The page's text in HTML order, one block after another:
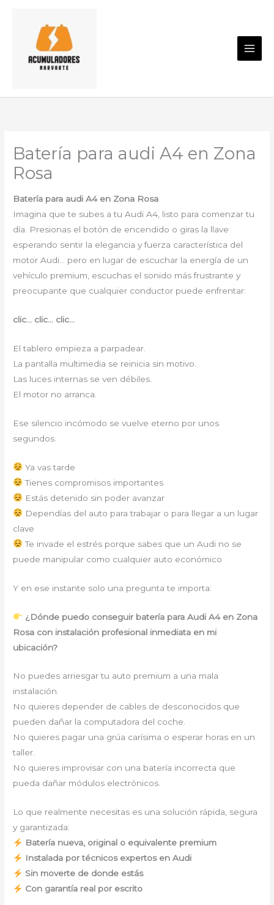
contenido
Batería para audi A4 en Zona
Rosa
Batería para audi A4 en Zona Rosa
Imagina que te subes a tu Audi A4, listo para comenzar tu
día. Presionas el botón de encendido o giras la llave
esperando sentir la elegancia y fuerza característica del
motor Audi… pero en lugar de escuchar la energía de un
vehículo premium, escuchas el sonido más frustrante y
preocupante que cualquier conductor puede enfrentar:
clic… clic… clic…
El tablero empieza a parpadear.
La pantalla multimedia se reinicia sin motivo.
Las luces internas se ven débiles.
El motor no arranca.
Ese silencio incómodo se vuelve eterno por unos
segundos.
Ya vas tarde
Tienes compromisos importantes
Estás detenido sin poder avanzar
Dependías del auto para trabajar o para llegar a un lugar
clave
Te invade el estrés porque sabes que un Audi no se
puede manipular como cualquier auto económico
Y en ese instante solo una pregunta te importa:
¿Dónde puedo conseguir batería para Audi A4 en Zona
Rosa con instalación profesional inmediata en mi
ubicación?
No puedes arriesgar tu auto premium a una mala
instalación.
No quieres depender de cables de desconocidos que
pueden dañar la computadora del coche.
No quieres pagar una grúa carísima o esperar horas en un
taller.
No quieres improvisar con una batería incorrecta que
pueda dañar módulos electrónicos.
Lo que realmente necesitas es una solución rápida, segura
y garantizada:
Batería nueva, original o equivalente premium
Instalada por técnicos expertos en Audi
Sin moverte de donde estás
Con garantía real por escrito